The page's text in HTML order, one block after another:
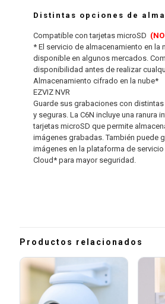
Distintas opciones de
Compatible con tarjetas microSD
* El servicio de almacenamiento en la
disponible en algunos mercados.
disponibilidad antes de realizar
Almacenamiento cifrado en la nube*
EZVIZ NVR
Guarde sus grabaciones con
y seguras. La C6N incluye una ranura
tarjetas microSD que permite
imágenes grabadas. También puede
imágenes en la plataforma de servicio
Cloud* para mayor seguridad.
Productos relacionados